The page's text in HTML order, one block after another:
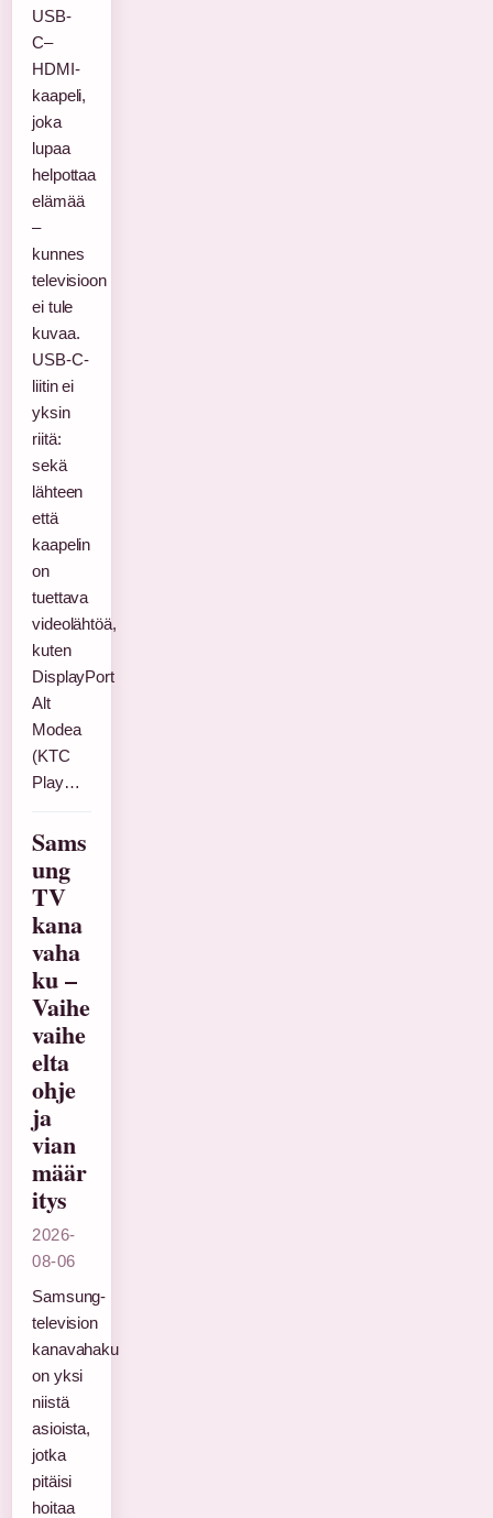
USB-
C–
HDMI-
kaapeli,
joka
lupaa
helpottaa
elämää
–
kunnes
televisioon
ei tule
kuvaa.
USB-C-
liitin ei
yksin
riitä:
sekä
lähteen
että
kaapelin
on
tuettava
videolähtöä,
kuten
DisplayPort
Alt
Modea
(KTC
Play…
Sams
ung
TV
kana
vaha
ku –
Vaihe
vaihe
elta
ohje
ja
vian
määr
itys
2026-
08-06
Samsung-
television
kanavahaku
on yksi
niistä
asioista,
jotka
pitäisi
hoitaa